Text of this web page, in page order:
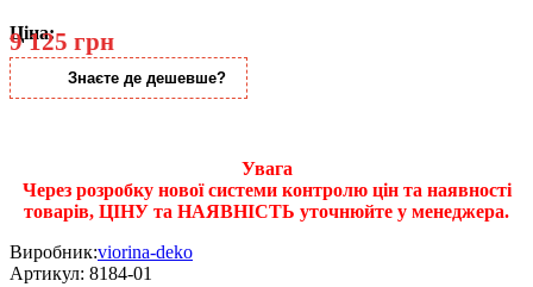
Ціна:
9 125 грн
Знаєте де дешевше?
Увага
Через розробку нової системи контролю цін та наявності
товарів, ЦІНУ та НАЯВНІСТЬ уточнюйте у менеджера.
Виробник:viorina-deko
Артикул: 8184-01